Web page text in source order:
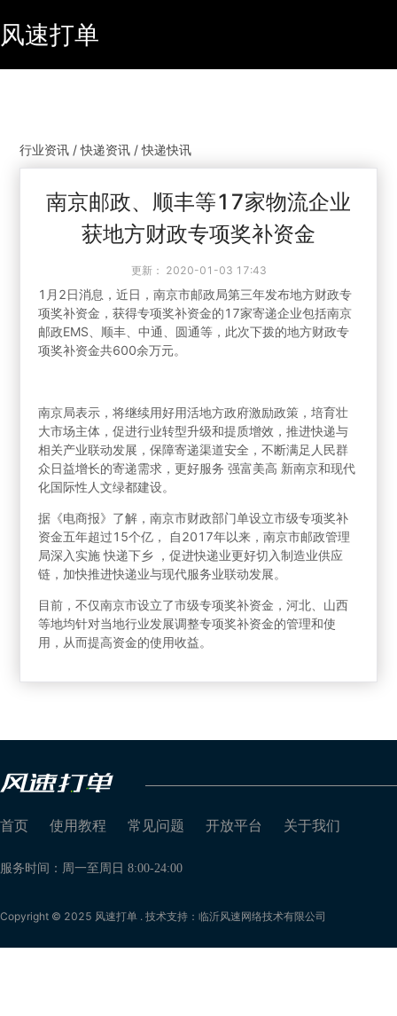
风速打单
行业资讯 / 快递资讯 / 快递快讯
南京邮政、顺丰等17家物流企业
获地方财政专项奖补资金
更新： 2020-01-03 17:43
1月2日消息，近日，南京市邮政局第三年发布地方财政专
项奖补资金，获得专项奖补资金的17家寄递企业包括南京
邮政EMS、顺丰、中通、圆通等，此次下拨的地方财政专
项奖补资金共600余万元。
南京局表示，将继续用好用活地方政府激励政策，培育壮
大市场主体，促进行业转型升级和提质增效，推进快递与
相关产业联动发展，保障寄递渠道安全，不断满足人民群
众日益增长的寄递需求，更好服务 强富美高 新南京和现代
化国际性人文绿都建设。
据《电商报》了解，南京市财政部门单设立市级专项奖补
资金五年超过15个亿， 自2017年以来，南京市邮政管理
局深入实施 快递下乡 ，促进快递业更好切入制造业供应
链，加快推进快递业与现代服务业联动发展。
目前，不仅南京市设立了市级专项奖补资金，河北、山西
等地均针对当地行业发展调整专项奖补资金的管理和使
用，从而提高资金的使用收益。
首页 使用教程 常见问题 开放平台 关于我们
服务时间：周一至周日 8:00-24:00
Copyright © 2025 风速打单 . 技术支持：临沂风速网络技术有限公司